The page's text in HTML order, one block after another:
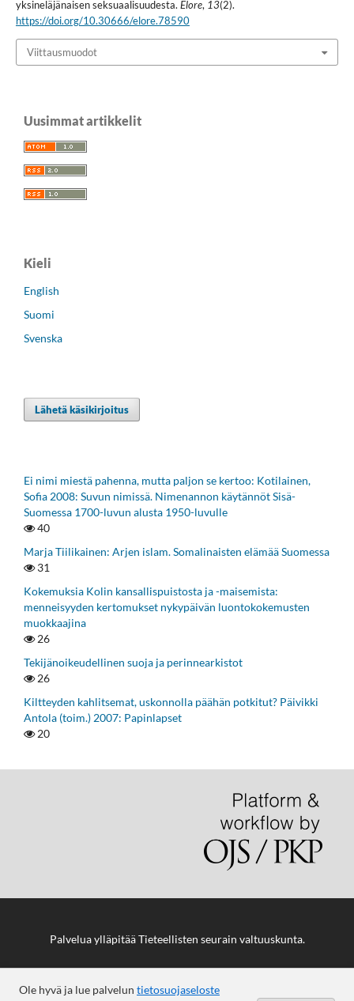
yksineläjänaisen seksuaalisuudesta. Elore, 13(2).
https://doi.org/10.30666/elore.78590
Viittausmuodot
Uusimmat artikkelit
Kieli
English
Suomi
Svenska
Lähetä käsikirjoitus
Ei nimi miestä pahenna, mutta paljon se kertoo: Kotilainen,
Sofia 2008: Suvun nimissä. Nimenannon käytännöt Sisä-
Suomessa 1700-luvun alusta 1950-luvulle
40
Marja Tiilikainen: Arjen islam. Somalinaisten elämää Suomessa
31
Kokemuksia Kolin kansallispuistosta ja -maisemista:
menneisyyden kertomukset nykypäivän luontokokemusten
muokkaajina
26
Tekijänoikeudellinen suoja ja perinnearkistot
26
Kiltteyden kahlitsemat, uskonnolla päähän potkitut? Päivikki
Antola (toim.) 2007: Papinlapset
20
Ole hyvä ja lue palvelun tietosuojaseloste
Palvelua ylläpitääTieteellisten seurain valtuuskunta.